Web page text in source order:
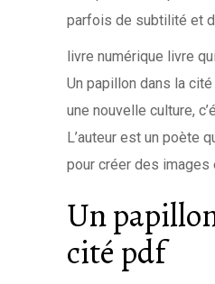
parfois de subtilité et
livre numérique livre
Un papillon dans la
une nouvelle culture,
L’auteur est un poète
pour créer des images
Un
cité pdf